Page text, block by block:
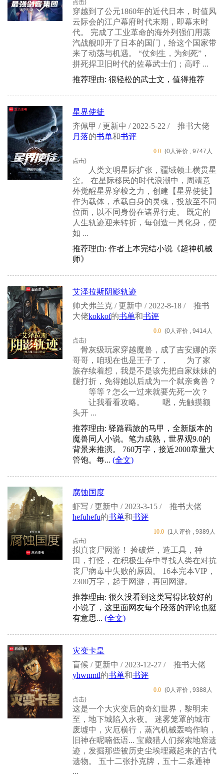
点击)
穿越到了公元1860年的近代日本，时值风
云际会的江户幕府时代末期，即幕末时
代。 完成了工业革命的海外列强们用蒸
汽战舰叩开了日本的国门，给这个国家带
来了动荡与机遇。 “仗剑生，为剑死”，
拼死捍卫旧时代的佐幕武士们；高呼 ...
推荐理由: 很轻松的武士文，值得推荐
星界使徒
齐佩甲 / 更新中 / 2022-5-22 /
推书大佬
月落的书单和书评
0.0 (0人评价 , 9747人
点击)
人类文明星际扩张，疆域领土横贯星
空。 在星际移民的时代浪潮中，周靖意
外觉醒星界穿梭之力，创建【星界使徒】
作为载体，承载自身的灵魂，投放至不同
位面，以不同身份在诸界行走。 既定的
人生轨迹迎来转折，每创造一具化身，便
如 ...
推荐理由: 作者上本完结小说《超神机械
师》
艾泽拉斯阴影轨迹
帅犬弗兰克 / 更新中 / 2022-8-18 /
推书
大佬kokkof的书单和书评
0.0 (0人评价 , 9414人
点击)
骨灰级玩家穿越魔兽，成了吉安娜的亲
哥哥，咱现在也是王子了， 为了家
族存续着想，我是不是该先把自家妹妹的
腿打折，免得她以后成为一个弑亲禽兽？
等等？怎么一过来就要先死一次？
让我看看攻略。 嗯，先触摸额
头开 ...
推荐理由: 驿路羁旅的马甲，全新版本的
魔兽同人小说。笔力成熟，世界观9.0的
背景来推演。 760万字，接近2000章量大
管饱。每... (全文)
腐蚀国度
虾写 / 更新中 / 2023-3-15 /
推书大佬
hefuhefu的书单和书评
10.0 (1人评价 , 9389人
点击)
拟真丧尸网游！ 捡破烂，造工具，种
田，打怪，在积极生存中寻找人类在对抗
丧尸病毒中失败的原因。 16本完本VIP，
2300万字，起于网游，再回网游。
推荐理由: 很久没看到这类写得比较好的
小说了，这里面网友每个段落的评论也挺
有意思... (全文)
灾变卡皇
盲候 / 更新中 / 2023-12-27 /
推书大佬
yhwnmtl的书单和书评
0.0 (0人评价 , 9388人
点击)
这是一个大灾变后的奇幻世界，黎明未
至，地下城陷入永夜。 迷雾笼罩的城市
废墟中，灾厄横行，蒸汽机械轰鸣作响，
旧神在呢喃低语... 宝藏猎人们探索地窟遗
迹，发掘那些被历史尘埃埋藏起来的古代
遗物。 五十二张扑克牌，五十二条通神
...